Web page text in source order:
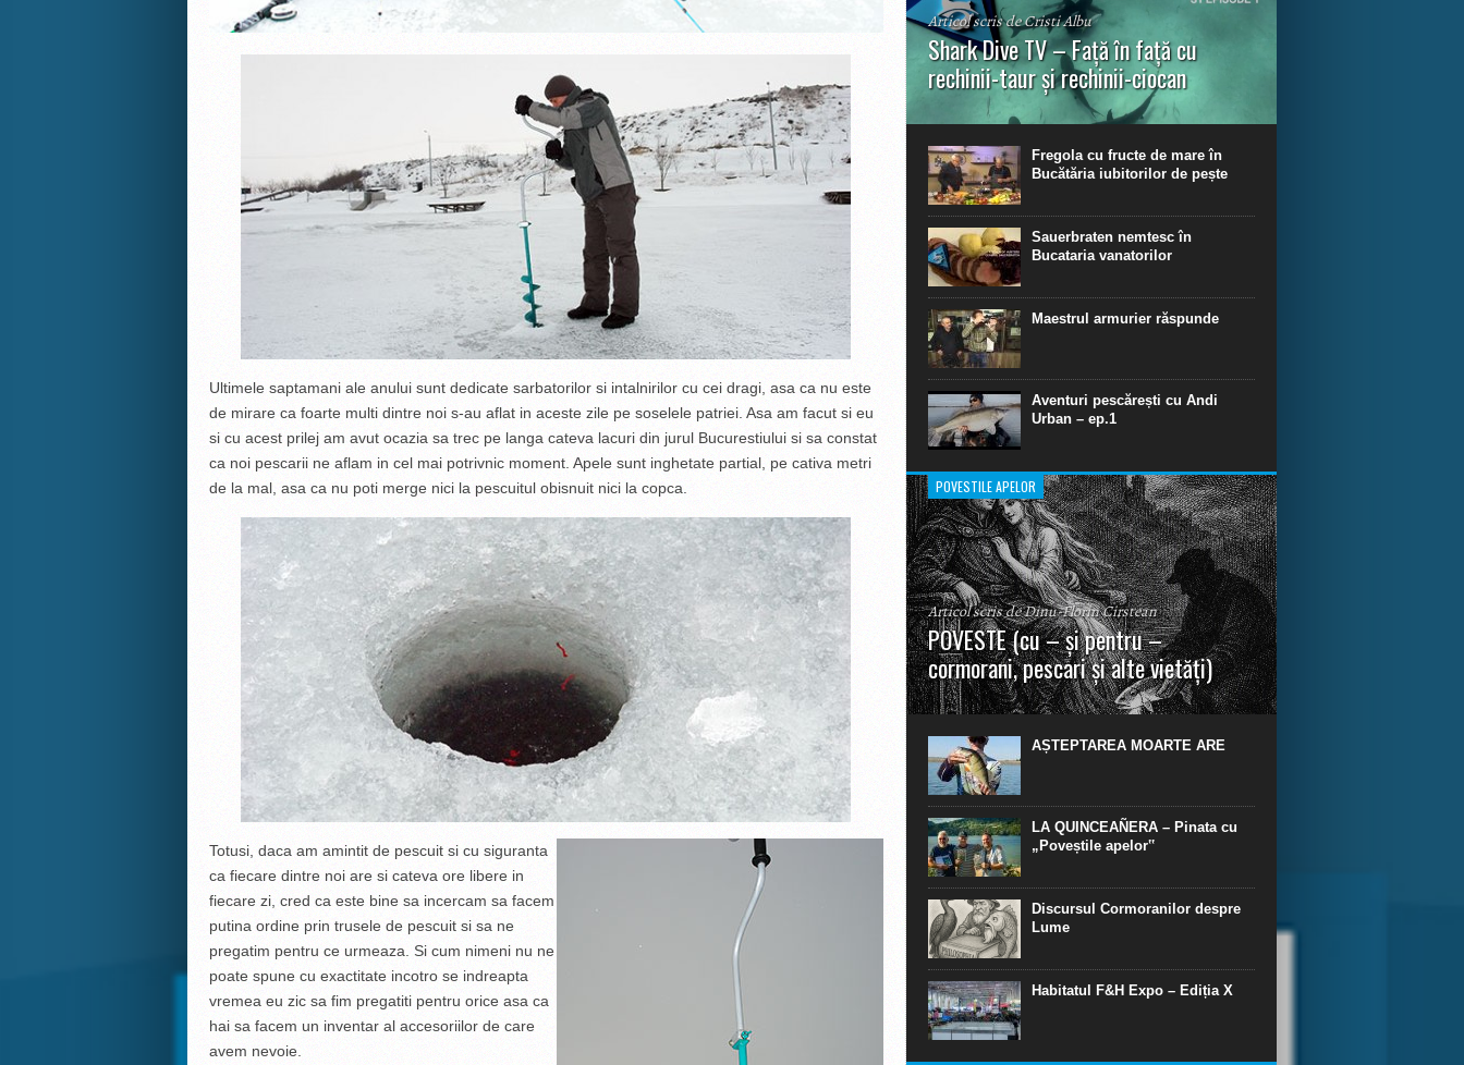
Ultimele saptamani ale anului sunt dedicate sarbatorilor si intalnirilor cu cei dragi, asa ca nu este
de mirare ca foarte multi dintre noi s-au aflat in aceste zile pe soselele patriei. Asa am facut si eu
si cu acest prilej am avut ocazia sa trec pe langa cateva lacuri din jurul Bucurestiului si sa constat
ca noi pescarii ne aflam in cel mai potrivnic moment. Apele sunt inghetate partial, pe cativa metri
de la mal, asa ca nu poti merge nici la pescuitul obisnuit nici la copca.
Totusi, daca am amintit de pescuit si cu siguranta
ca fiecare dintre noi are si cateva ore libere in
fiecare zi, cred ca este bine sa incercam sa facem
putina ordine prin trusele de pescuit si sa ne
pregatim pentru ce urmeaza. Si cum nimeni nu ne
poate spune cu exactitate incotro se indreapta
vremea eu zic sa fim pregatiti pentru orice asa ca
hai sa facem un inventar al accesoriilor de care
avem nevoie.
Articol scris de Cristi Albu
Shark Dive TV – Față în față cu
rechinii-taur și rechinii-ciocan
În primul episod din Shark Dive TV, telespectatorii
extraordinare de scufundare cu rechini.
Fregola cu fructe de mare în
Bucătăria iubitorilor de pește
Sauerbraten nemtesc în
Bucataria vanatorilor
Maestrul armurier răspunde
Aventuri pescărești cu Andi
Urban – ep.1
POVESTILE APELOR
Articol scris de Dinu-Florin Cirstean
POVESTE (cu – și pentru –
cormorani, pescari și alte vietăți)
”La urma urmei, cred că legendele și miturile sunt
în mare parte făcute din „adevăr”.“ R. R. Tolkien.
AȘTEPTAREA MOARTE ARE
LA QUINCEAÑERA – Pinata cu
„Poveștile apelor‟
Discursul Cormoranilor despre
Lume
Habitatul F&H Expo – Ediția X